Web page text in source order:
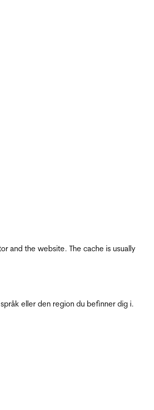
and the website. The cache is usually
eller den region du befinner dig i.